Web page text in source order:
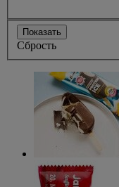
Показать
Сбрость